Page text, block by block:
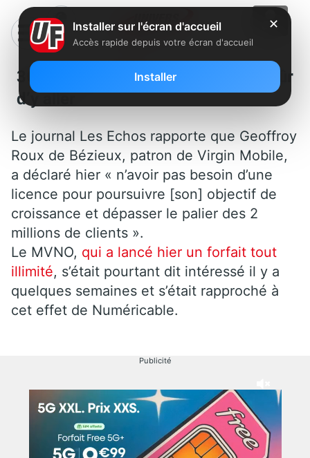
3G: Virgin Mobile plus vraiment sûr
d’y aller
Le journal Les Echos rapporte que Geoffroy
Roux de Bézieux, patron de Virgin Mobile,
a déclaré hier « n’avoir pas besoin d’une
licence pour poursuivre [son] objectif de
croissance et dépasser le palier des 2
millions de clients ».
Le MVNO, qui a lancé hier un forfait tout
illimité, s’était pourtant dit intéressé il y a
quelques semaines et s’était rapproché à
cet effet de Numéricable.
Publicité
✕
Installer sur l'écran d'accueil
Accès rapide depuis votre écran d'accueil
Installer